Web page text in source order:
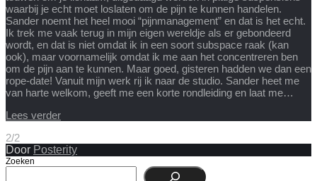
waarbij je echt moet loslaten om de pijn te kunnen handelen.
Sander noemt het heel mooi “pijnmanagement” en dat is het echt.
Ik trek me vaak terug in mijn eigen wereldje als er gebondeerd
wordt, en dat is niet omdat ik in een soort subspace raak (kan
ook), maar voornamelijk omdat ik me aan het concentreren ben
om de pijn aan te kunnen. Maar goed, gisteren hadden we dan een
rope-date! Vanuit mijn werk rij ik naar de studio. Sander heet me
van harte welkom, geeft me een korte rondleiding en laat me…
Lees verder
2/2
Door Posterity
Zoeken